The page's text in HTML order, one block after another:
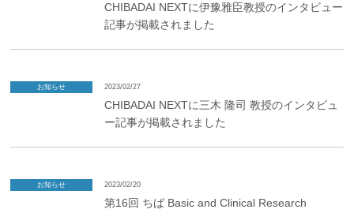
CHIBADAI NEXTに伊豫雅臣教授のインタビュー
記事が掲載されました
お知らせ 2023/02/27
CHIBADAI NEXTに三木 隆司 教授のインタビュ
ー記事が掲載されました
お知らせ 2023/02/20
第16回 ちば Basic and Clinical Research